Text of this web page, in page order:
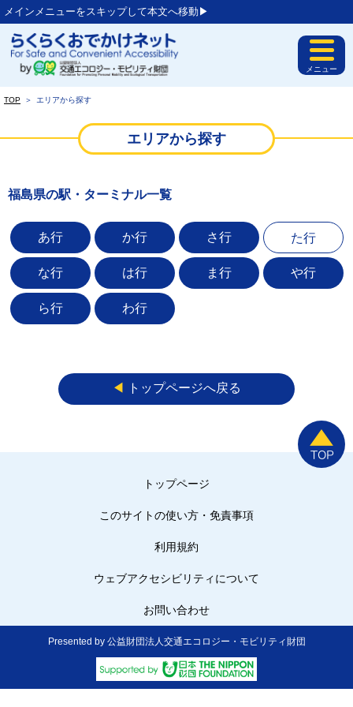
メインメニューをスキップして本文へ移動▶︎
メニュー
TOP ＞ エリアから探す
エリアから探す
福島県の駅・ターミナル一覧
あ行 か行 さ行 た行
な行 は行 ま行 や行
ら行 わ行
◀︎ トップページへ戻る
トップページ
このサイトの使い方・免責事項
利用規約
ウェブアクセシビリティについて
お問い合わせ
Presented by 公益財団法人交通エコロジー・モビリティ財団